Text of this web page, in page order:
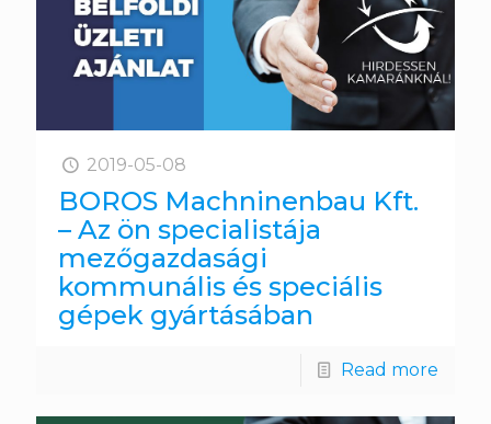
2019-05-08
BOROS Machninenbau Kft.
– Az ön specialistája
mezőgazdasági
kommunális és speciális
gépek gyártásában
Read more